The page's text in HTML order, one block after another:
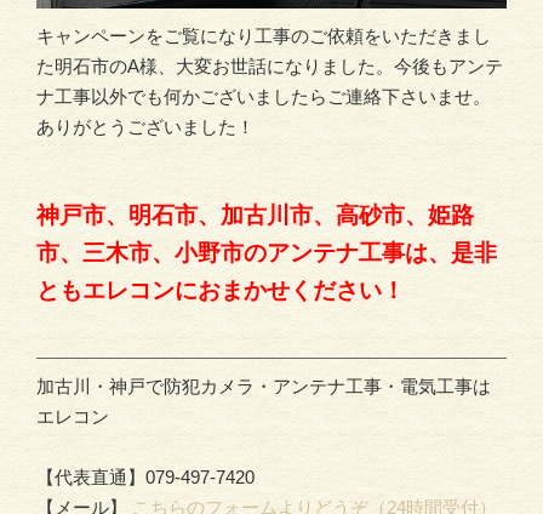
キャンペーンをご覧になり工事のご依頼をいただきまし
た明石市のA様、大変お世話になりました。今後もアンテ
ナ工事以外でも何かございましたらご連絡下さいませ。
ありがとうございました！
神戸市、明石市、加古川市、高砂市、姫路
市、三木市、小野市のアンテナ工事は、是非
ともエレコンにおまかせください！
加古川・神戸で防犯カメラ・アンテナ工事・電気工事は
エレコン
【代表直通】079-497-7420
【メール】
こちらのフォームよりどうぞ（24時間受付）